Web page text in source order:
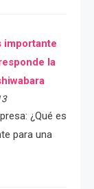
importante
la
¿Qué es
para una